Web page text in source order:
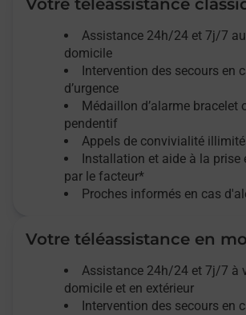
Votre téléassistance
Assistance 24h/24 et 7j/7
domicile
Intervention des secours en
d’urgence
Médaillon d’alarme bracelet
pendentif
Appels de convivialité
Installation et aide à la prise
par le facteur*
Proches informés en cas
Votre téléassistance en
Assistance 24h/24 et 7j/7 à
domicile et en extérieur
Intervention des secours en